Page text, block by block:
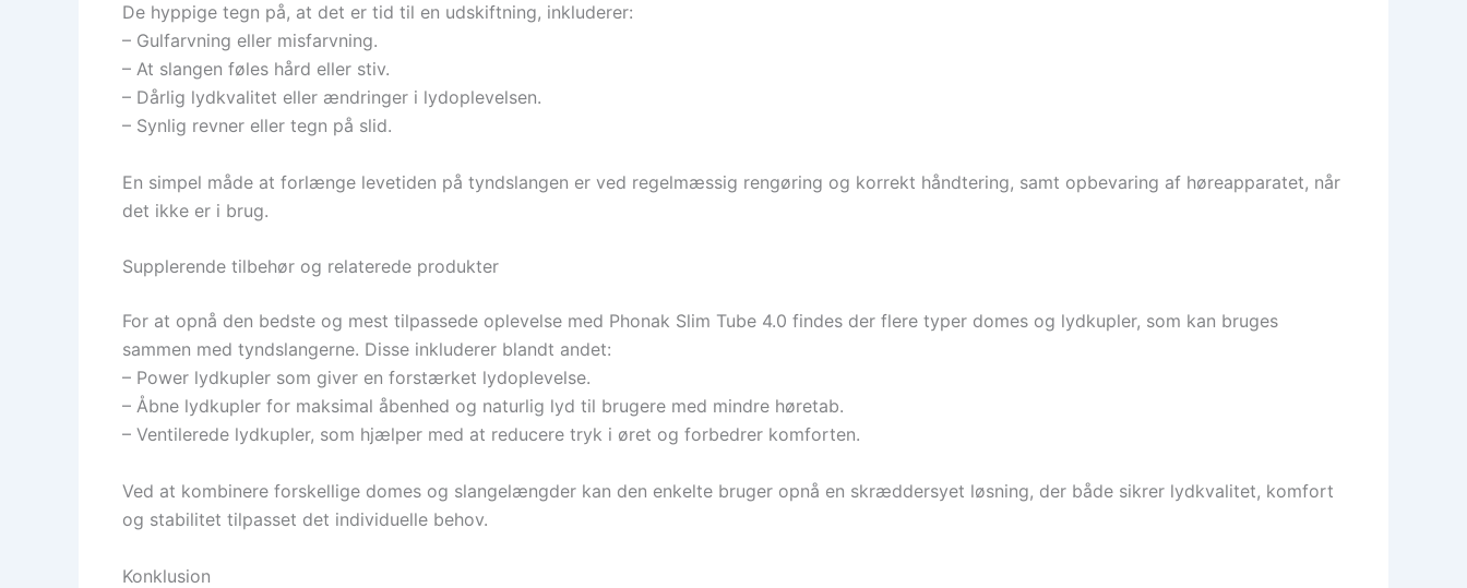
De hyppige tegn på, at det er tid til en udskiftning, inkluderer:
– Gulfarvning eller misfarvning.
– At slangen føles hård eller stiv.
– Dårlig lydkvalitet eller ændringer i lydoplevelsen.
– Synlig revner eller tegn på slid.
En simpel måde at forlænge levetiden på tyndslangen er ved regelmæssig rengøring og korrekt håndtering, samt opbevaring af høreapparatet, når
det ikke er i brug.
Supplerende tilbehør og relaterede produkter
For at opnå den bedste og mest tilpassede oplevelse med Phonak Slim Tube 4.0 findes der flere typer domes og lydkupler, som kan bruges
sammen med tyndslangerne. Disse inkluderer blandt andet:
– Power lydkupler som giver en forstærket lydoplevelse.
– Åbne lydkupler for maksimal åbenhed og naturlig lyd til brugere med mindre høretab.
– Ventilerede lydkupler, som hjælper med at reducere tryk i øret og forbedrer komforten.
Ved at kombinere forskellige domes og slangelængder kan den enkelte bruger opnå en skræddersyet løsning, der både sikrer lydkvalitet, komfort
og stabilitet tilpasset det individuelle behov.
Konklusion